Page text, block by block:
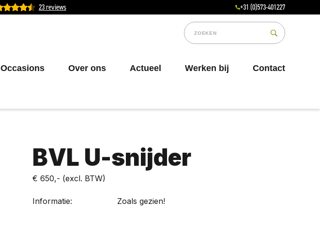
23 reviews +31 (0)573-401227
Occasions Over ons Actueel Werken bij Contact
BVL U-snijder
€ 650,- (excl. BTW)
Informatie: Zoals gezien!